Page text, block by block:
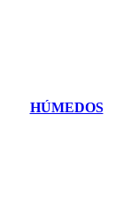
HÚMEDOS